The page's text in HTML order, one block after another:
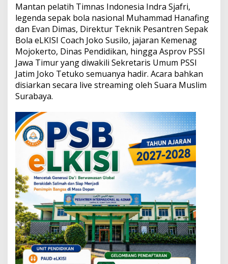
B
o
a
e
r
a
k
Mantan pelatih Timnas Indonesia Indra Sjafri,
legenda sepak bola nasional Muhammad Hanafing
dan Evan Dimas, Direktur Teknik Pesantren Sepak
Bola eLKISI Coach Joko Susilo, jajaran Kemenag
Mojokerto, Dinas Pendidikan, hingga Asprov PSSI
Jawa Timur yang diwakili Sekretaris Umum PSSI
Jatim Joko Tetuko semuanya hadir. Acara bahkan
disiarkan secara live streaming oleh Suara Muslim
Surabaya.